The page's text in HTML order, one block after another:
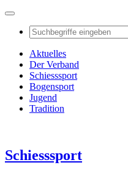
Aktuelles
Der Verband
Schiesssport
Bogensport
Jugend
Tradition
Schiesssport